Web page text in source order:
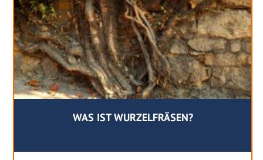
WAS IST WURZELFRÄSEN?